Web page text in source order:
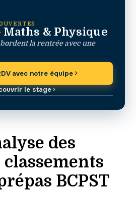
Maths & Physique
la rentrée avec une
avec notre équipe
le stage
des
BCPST